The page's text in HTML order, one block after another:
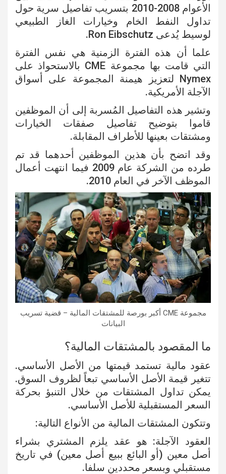
الأعوام 2008-2010 بتسريب تفاصيل سرية حول
تداول النفط الخام وخيارات الغاز الطبيعي
لوسيط يُدعى Ron Eibschutz.
علما أن هذه الفترة الزمنية هي نفس الفترة
التي قامت بها مجموعة CME بالاستحواذ على
Nymex لتعزيز هيمنة المجموعة على أسواق
الآجلة الأمريكية.
وتشير هذه التفاصيل المُسربة إلى أن الموظفين
قاموا بتوضيح تفاصيل صفقات الخيارات
ومشتقات بعينها للأطراف المقابلة.
وقد اتضح بأن هذين الموظفين أحدهما قد تم
طرده من الشركة عام 2009 فيما انتهت أعمال
الموظف الآخر في العام 2010.
مجموعة CME أكبر بورصة للمشتقات المالية – قضية تسريب
البيانات
ما المقصود بالمشتقات المالية؟
عقود مالية تستمد قيمتها من الأصل الأساسي.
تتغير قيمة الأصل الأساسي تبعاً لظروف السوق.
يمكن تداول المشتقات من خلال التنبؤ بحركة
السعر المستقبلية للأصل الأساسي.
وتتكون المشتقات المالية من الأنواع التالية:
العقود الآجلة: هو عقد يلزم المشتري بشراء
أصل معين (أو البائع ببيع أصل معين) في تاريخ
مستقبلي وبسعر محددين سلفا.